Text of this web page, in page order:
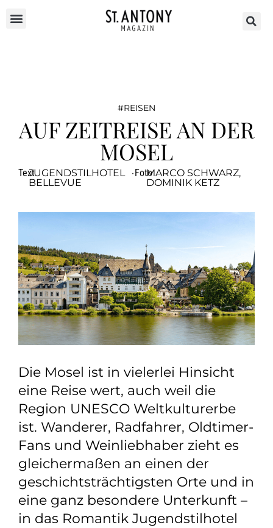
REISEN
AUF ZEITREISE AN DER
MOSEL
TextJUGENDSTILHOTEL
BELLEVUE
·FotoMARCO SCHWARZ,
DOMINIK KETZ
Die Mosel ist in vielerlei Hinsicht
eine Reise wert, auch weil die
Region UNESCO Weltkulturerbe
ist. Wanderer, Radfahrer, Oldtimer-
Fans und Weinliebhaber zieht es
gleichermaßen an einen der
geschichtsträchtigsten Orte und in
eine ganz besondere Unterkunft –
in das Romantik Jugendstilhotel